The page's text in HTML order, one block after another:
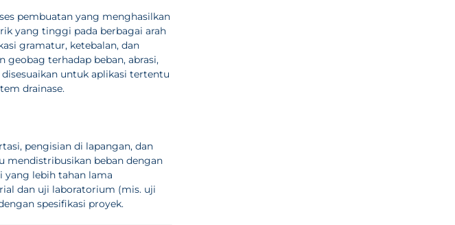
pembuatan yang menghasilkan
yang tinggi pada berbagai arah
gramatur, ketebalan, dan
terhadap beban, abrasi,
untuk aplikasi tertentu
drainase.
pengisian di lapangan, dan
mendistribusikan beban dengan
yang lebih tahan lama
dan uji laboratorium (mis. uji
spesifikasi proyek.